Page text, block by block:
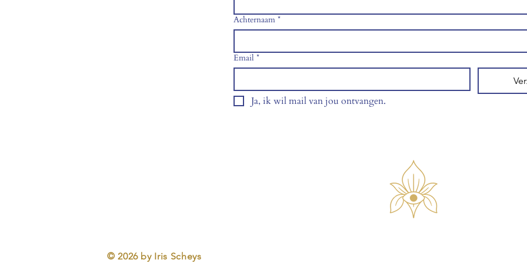
Achternaam *
Email *
Ja, ik wil mail van jou ontvangen.
© 2026 by Iris Scheys